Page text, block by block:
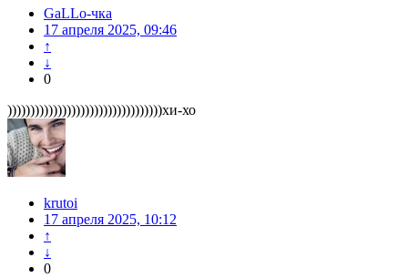
GaLLo-чка
17 апреля 2025, 09:46
↑
↓
0
))))))))))))))))))))))))))))))))))хи-хо
krutoi
17 апреля 2025, 10:12
↑
↓
0